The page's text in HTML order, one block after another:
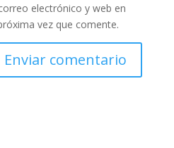
electrónico y web en
vez que comente.